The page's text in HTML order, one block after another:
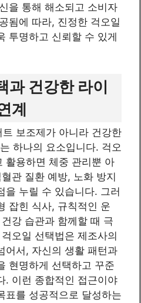
을 통해 해소되고 소비자
됨에 따라, 진정한 걱오일
투명하고 신뢰할 수 있게
과 건강한 라이
계
보조제가 아니라 건강한
하나의 요소입니다. 걱오
활용하면 체중 관리뿐 아
관 질환 예방, 노화 방지
을 누릴 수 있습니다. 그러
잡힌 식사, 규칙적인 운
강 습관과 함께할 때 극
오일 선택법은 제조사의
어서, 자신의 생활 패턴과
현명하게 선택하고 꾸준
. 이런 종합적인 접근이야
표를 성공적으로 달성하는